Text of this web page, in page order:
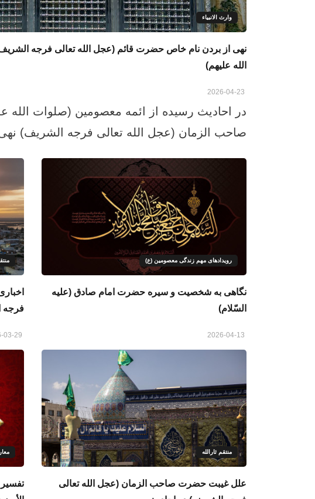
وارث الانبياء
نهی از بردن نام خاص حضرت قائم (عجل الله تعالی فرجه
الله علیهم)
در احادیث رسیده از ائمه معصومین (صلوات
صاحب الزمان (عجل الله تعالی فرجه الشریف)
رویدادهای مهم زندگی معصومین (ع)
نگاهی به شخصیت و سیره حضرت امام صادق (علیه
السّلام)
فرجه
منتقم ثارالله
علل غیبت حضرت صاحب الزمان (عجل الله تعالی
تفسیر